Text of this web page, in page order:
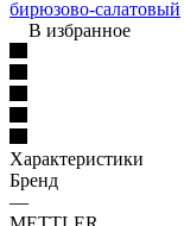
В избранное
Характеристики
Бренд
—